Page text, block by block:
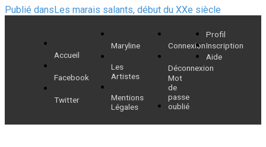
Navigation
l’article
Publié dansLes marais salants, début du XXe siècle
Accueil
Facebook
Twitter
Maryline
Les
Artistes
Mentions
Légales
Connexion
Déconnexion
Mot
de
passe
oublié
Profil
Inscription
Aide